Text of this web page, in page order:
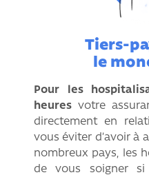
Tiers-
le
Pour les
heures votre
directement en
vous éviter d’avoir à
nombreux pays, les
de vous soigner